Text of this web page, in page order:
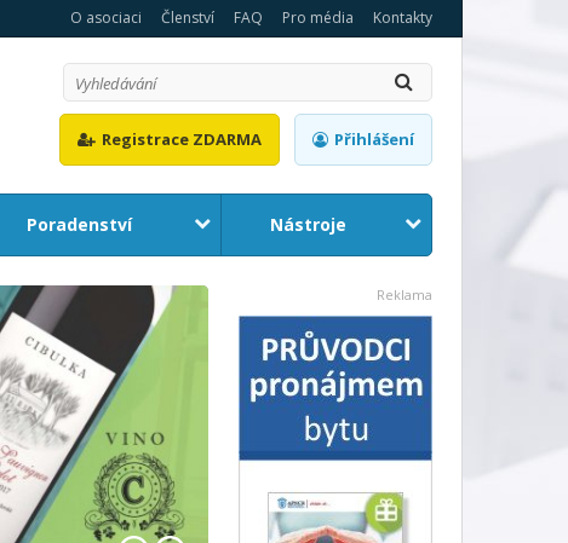
O asociaci Členství FAQ Pro média Kontakty
Registrace ZDARMA
Přihlášení
Poradenství Nástroje
Reklama
1 2